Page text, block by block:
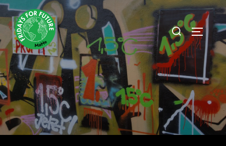
Zum
Inhalt
springen
Suchen
nach: